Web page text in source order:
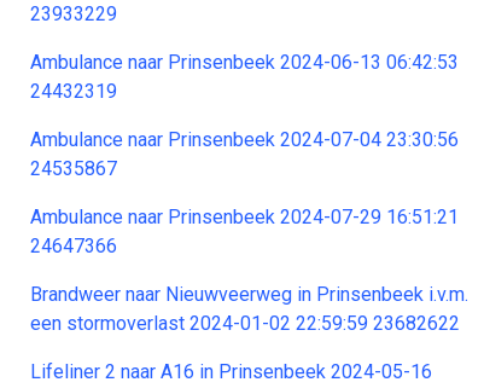
23933229
Ambulance naar Prinsenbeek 2024-06-13 06:42:53
24432319
Ambulance naar Prinsenbeek 2024-07-04 23:30:56
24535867
Ambulance naar Prinsenbeek 2024-07-29 16:51:21
24647366
Brandweer naar Nieuwveerweg in Prinsenbeek i.v.m.
een stormoverlast 2024-01-02 22:59:59 23682622
Lifeliner 2 naar A16 in Prinsenbeek 2024-05-16